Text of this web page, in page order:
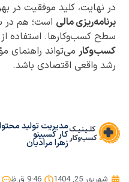
در نهایت، کلید موفقیت در
برنامه‌ریزی مالی است؛ هم در
سطح کسب‌وکارها. استفاده از
کسب‌وکار می‌تواند راهنمای
رشد واقعی اقتصادی باشد.
مدیریت تولید
کار کسبینو
زهرا مرادیان
شهریور 25, 1404 9:46 ق.ظ